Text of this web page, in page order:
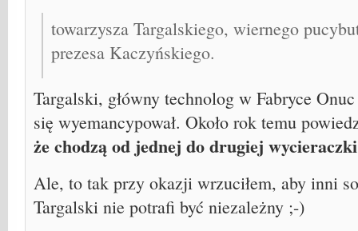
towarzysza Targalskiego, wiernego
prezesa Kaczyńskiego.
Targalski, główny technolog w Fabryce
się wyemancypował. Około rok temu
że chodzą od jednej do drugiej
Ale, to tak przy okazji wrzuciłem, aby inni
Targalski nie potrafi być niezależny ;-)